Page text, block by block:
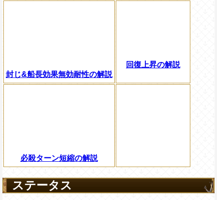
封じ&船長効果無効耐性の解説
回復上昇の解説
必殺ターン短縮の解説
ステータス